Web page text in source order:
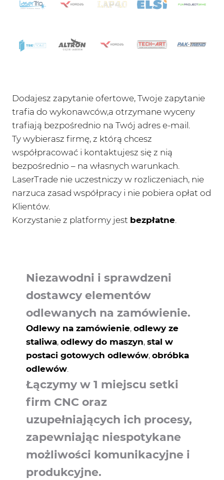
Dodajesz zapytanie ofertowe, Twoje zapytanie
trafia do wykonawców,a otrzymane wyceny
trafiają bezpośrednio na Twój adres e-mail.
Ty wybierasz firmę, z którą chcesz
współpracować i kontaktujesz się z nią
bezpośrednio – na własnych warunkach.
LaserTrade nie uczestniczy w rozliczeniach, nie
narzuca zasad współpracy i nie pobiera opłat od
Klientów.
Korzystanie z platformy jest bezpłatne.
Niezawodni i sprawdzeni
dostawcy elementów
odlewanych na zamówienie.
Odlewy na zamówienie, odlewy ze
staliwa, odlewy do maszyn, stal w
postaci gotowych odlewów, obróbka
odlewów.
Łączymy w 1 miejscu setki
firm CNC oraz
uzupełniających ich procesy,
zapewniając niespotykane
możliwości komunikacyjne i
produkcyjne.